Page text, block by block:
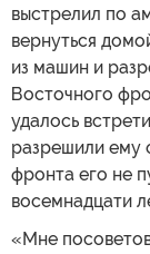
выстрелил по
вернуться
из машин и
Восточного
удалось
разрешили ему
фронта его не
восемнадцати
«Мне